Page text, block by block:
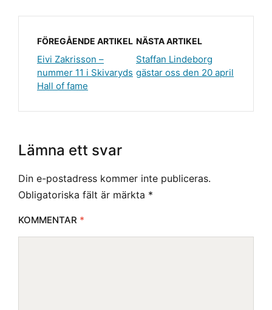
FÖREGÅENDE ARTIKEL
Eivi Zakrisson –
nummer 11 i Skivaryds
Hall of fame
NÄSTA ARTIKEL
Staffan Lindeborg
gästar oss den 20 april
Lämna ett svar
Din e-postadress kommer inte publiceras.
Obligatoriska fält är märkta *
KOMMENTAR *